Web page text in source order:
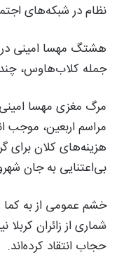
نظام در شبکه‌های
هشتگ مهسا امینی در
جمله کلاب‌هاوس،
مرگ مغزی مهسا امینی
مراسم اربعین، موجب
هزینه‌های کلان برای
بی‌اعتنایی به جان
خشم عمومی از به کما
شماری از زائران
حجاب انتقاد کرده‌اند.